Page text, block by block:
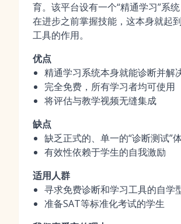
育。该平台设有一个“精通学习”系
在进步之前掌握技能，这本身就起
工具的作用。
优点
精通学习系统本身就能诊断并解
完全免费，所有学习者均可使用
将评估与教学视频无缝集成
缺点
缺乏正式的、单一的“诊断测试”
有效性依赖于学生的自我激励
适用人群
寻求免费诊断和学习工具的自学
准备SAT等标准化考试的学生